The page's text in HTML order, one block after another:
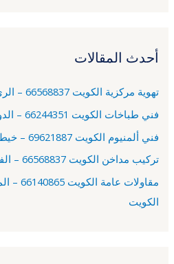
ث
ن
:
أحدث المقالات
تهوية مركزية الكويت 66568837 – الري – شركة تهوية مركزية
فني طباخات الكويت 66244351 – الدوحة – فني تصليح طباخات
فني ألمنيوم الكويت 69621887 – خيطان – فني المنيوم
تركيب مداخن الكويت 66568837 – الفنيطيس – تركيب شفاطات
الكويت